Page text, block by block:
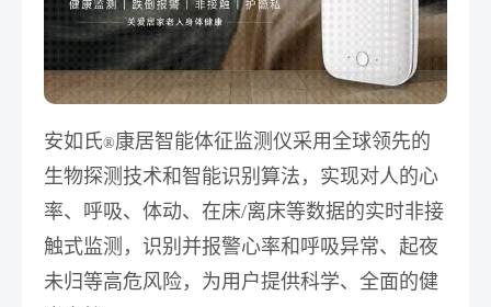
安如氏®康居智能体征监测仪采用全球领先的
生物探测技术和智能识别算法，实现对人的心
率、呼吸、体动、在床/离床等数据的实时非接
触式监测，识别并报警心率和呼吸异常、起夜
未归等高危风险，为用户提供科学、全面的健